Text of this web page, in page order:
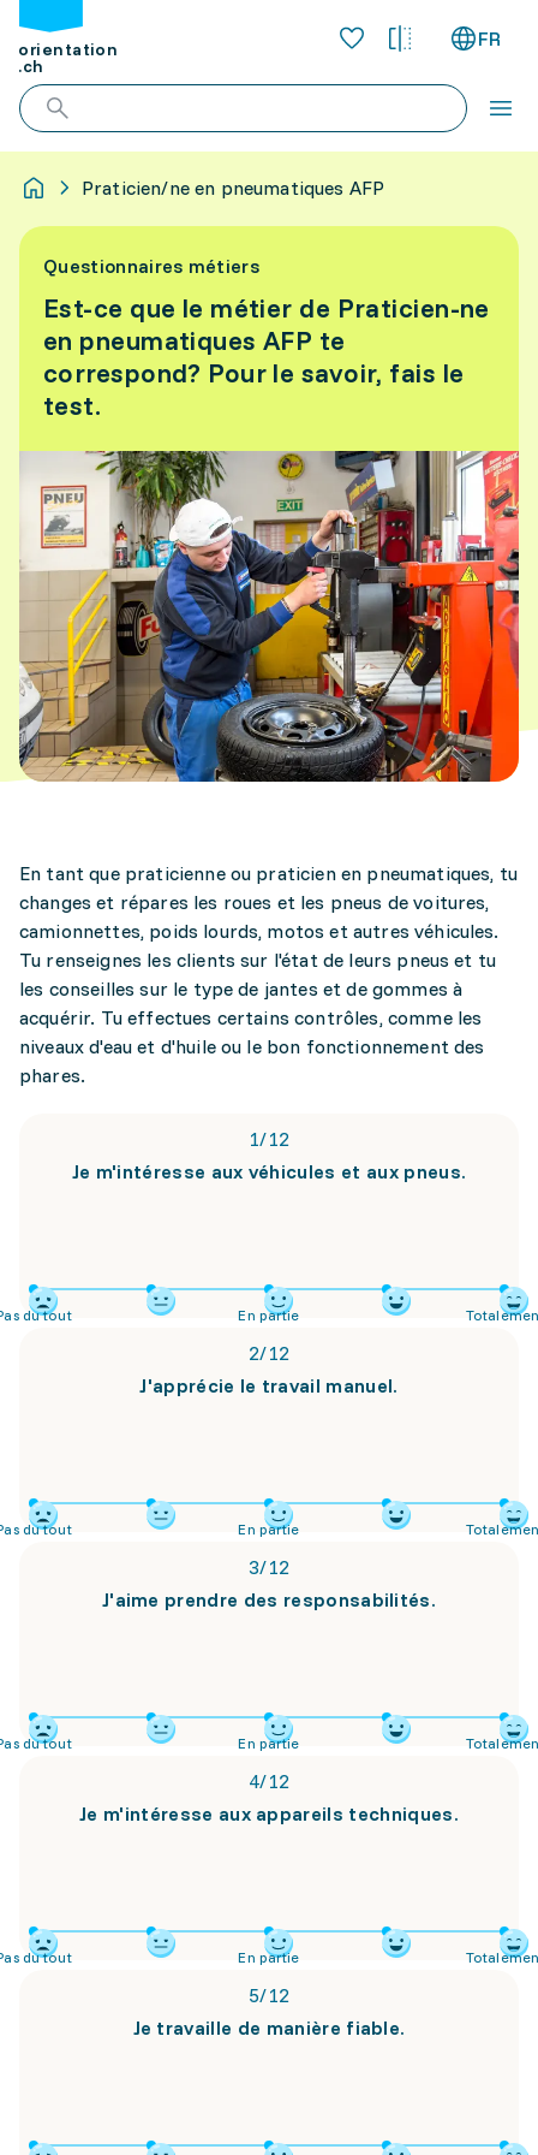
orientation
.ch
FR
Praticien/ne en pneumatiques AFP
Questionnaires métiers
Est-ce que le métier de Praticien-ne
en pneumatiques AFP te
correspond? Pour le savoir, fais le
test.
En tant que praticienne ou praticien en pneumatiques, tu
changes et répares les roues et les pneus de voitures,
camionnettes, poids lourds, motos et autres véhicules.
Tu renseignes les clients sur l'état de leurs pneus et tu
les conseilles sur le type de jantes et de gommes à
acquérir. Tu effectues certains contrôles, comme les
niveaux d'eau et d'huile ou le bon fonctionnement des
phares.
1/12
Je m'intéresse aux véhicules et aux pneus.
du tout En partie
2/12
J'apprécie le travail manuel.
du tout En partie
3/12
J'aime prendre des responsabilités.
du tout En partie
4/12
Je m'intéresse aux appareils techniques.
du tout En partie
5/12
Je travaille de manière fiable.